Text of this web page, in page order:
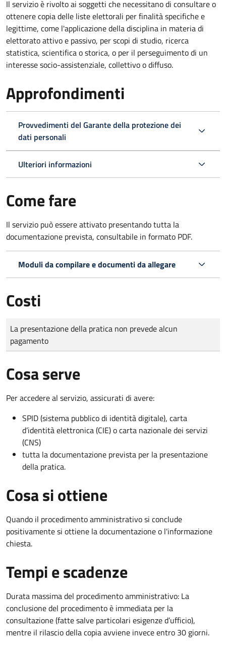
Il servizio è rivolto ai soggetti che necessitano di consultare o
ottenere copia delle liste elettorali per finalità specifiche e
legittime, come l'applicazione della disciplina in materia di
elettorato attivo e passivo, per scopi di studio, ricerca
statistica, scientifica o storica, o per il perseguimento di un
interesse socio-assistenziale, collettivo o diffuso.
Approfondimenti
Provvedimenti del Garante della protezione dei
dati personali
Ulteriori informazioni
Come fare
Il servizio può essere attivato presentando tutta la
documentazione prevista, consultabile in formato PDF.
Moduli da compilare e documenti da allegare
Costi
Tipo di pagamento
Importo
La presentazione della pratica non prevede alcun
pagamento
Cosa serve
Per accedere al servizio, assicurati di avere:
SPID (sistema pubblico di identità digitale), carta
d’identità elettronica (CIE) o carta nazionale dei servizi
(CNS)
tutta la documentazione prevista per la presentazione
della pratica.
Cosa si ottiene
Quando il procedimento amministrativo si conclude
positivamente si ottiene la documentazione o l'informazione
chiesta.
Tempi e scadenze
Durata massima del procedimento amministrativo: La
conclusione del procedimento è immediata per la
consultazione (fatte salve particolari esigenze d’ufficio),
mentre il rilascio della copia avviene invece entro 30 giorni.